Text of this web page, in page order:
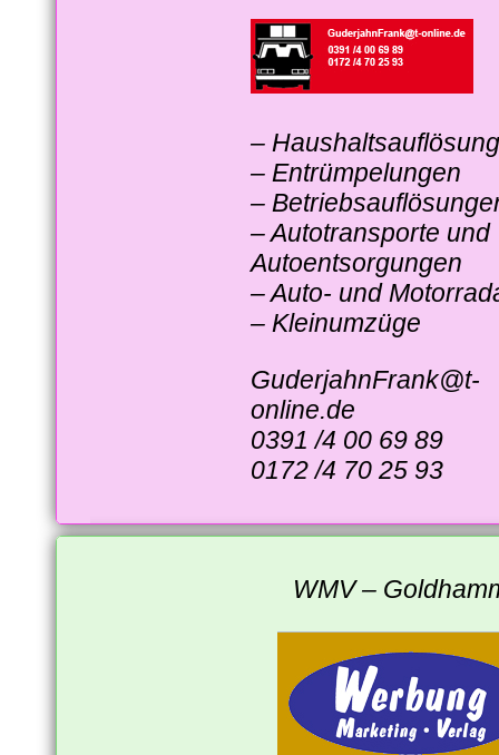
–
– Entrümpelungen
–
– Autotransporte und
Autoentsorgungen
– Auto- und
– Kleinumzüge
GuderjahnFrank@t-
online.de
0391 /4 00 69 89
0172 /4 70 25 93
WMV –